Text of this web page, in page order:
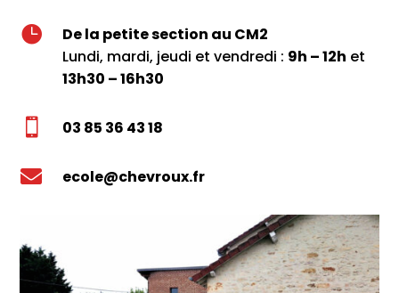

De la petite section au CM2
Lundi, mardi, jeudi et vendredi : 9h – 12h et
13h30 – 16h30
 03 85 36 43 18
 ecole@chevroux.fr